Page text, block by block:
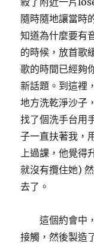
隨時隨地讓當時
知道為什麼要有
的時候，放首歌
歌的時間已經夠
新話題。到這裡
地方洗乾淨沙子
找了個洗手台用
子一直扶著我，
上過課，他覺得
就沒有攬住她)
去了。
這個約會中，
接觸，然後製造